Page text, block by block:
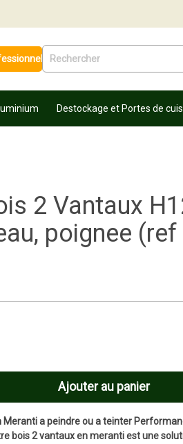
Destockage et Portes de
2 Vantaux
poignee
Ajouter au panier
Meranti a peindre ou a teinter
bois 2 vantaux en meranti est une